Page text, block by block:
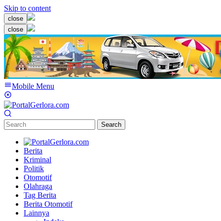
Skip to content
close
close
Mobile Menu
Search
Berita
Kriminal
Politik
Otomotif
Olahraga
Tag Berita
Berita Otomotif
Lainnya